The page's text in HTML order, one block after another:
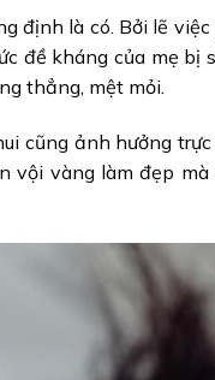
định là có. Bởi lẽ
đề kháng của mẹ bị
thẳng, mệt mỏi.
cũng ảnh hưởng
vội vàng làm đẹp